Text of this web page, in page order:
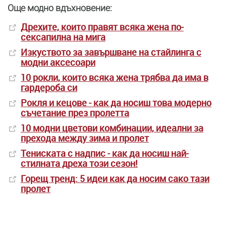
Още модно вдъхновение:
Дрехите, които правят всяка жена по-
сексапилна на мига
Изкуството за завършване на стайлинга с
модни аксесоари
10 рокли, които всяка жена трябва да има в
гардероба си
Рокля и кецове - как да носиш това модерно
съчетание през пролетта
10 модни цветови комбинации, идеални за
прехода между зима и пролет
Тениската с надпис - как да носиш най-
стилната дреха този сезон!
Горещ тренд: 5 идеи как да носим сако тази
пролет